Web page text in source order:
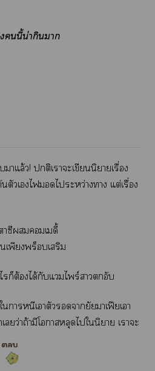
นี้น่ากินา
าแล้ว! ติเาะเขียนนิยายเรื่อง
เไไระหว่างา แต่เรื่อง
ซีเดี้
เพียงพร็เสริม
ก็ต้องได้กับแไพร์าตกอับ
าหนีเาตัวายัยาเฟียเา
ว่าถ้ามีโาหลุดไในิยาย เาะ